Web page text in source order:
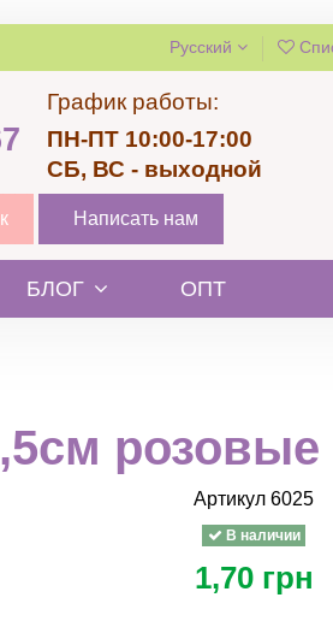
Русский
График работы:
ПН-ПТ 10:00-17:00
СБ, ВС - выходной
Написать нам
БЛОГ ОПТ
розовые
Артикул 6025
В наличии
1,70 грн